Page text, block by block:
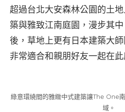
超過台北大安森林公園的土
築與雅致江南庭園，漫步其
後，草地上更有日本建築大
非常適合和親朋好友一起在
綠意環繞間的雅緻中式建築讓The One
域。